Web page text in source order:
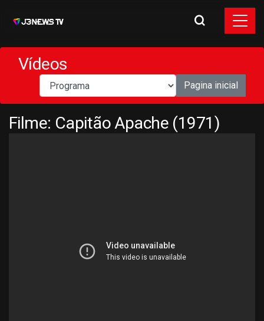
Vídeos
Pagina inicial
Filme: Capitão Apache (1971)